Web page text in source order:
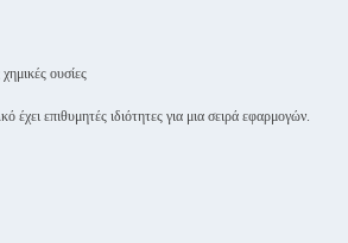
ουσίες
έχει επιθυμητές ιδιότητες για μια σειρά εφαρμογών.